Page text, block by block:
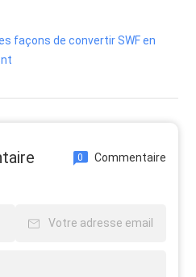
façons de convertir SWF en
0 Commentaire